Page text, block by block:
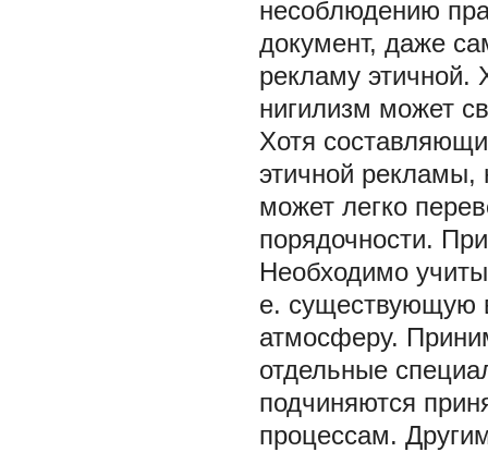
несоблюдению
документ, даже
рекламу этичной.
нигилизм может
Хотя
этичной рекламы,
может легко
порядочности.
Необходимо
е. существующую
атмосферу.
отдельные
подчиняются
процессам.